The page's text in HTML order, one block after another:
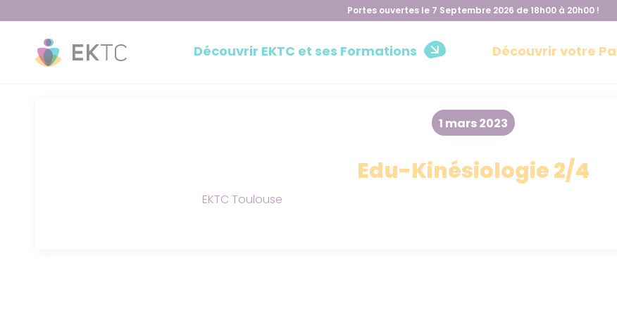
Portes ouvertes le 7 Septembre 2026 de 18h00 à 20h00 !
Découvrir EKTC et ses Formations Découvrir votre
Edu-Kinésiologie 2/4
1 mars 2023
EKTC Toulouse